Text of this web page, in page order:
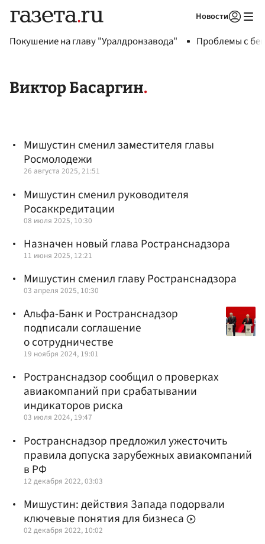
Новости
Покушение на главу "Уралдронзавода" Проблемы с
Виктор Басаргин
Мишустин сменил заместителя главы
Росмолодежи
26 августа 2025, 21:51
Мишустин сменил руководителя
Росаккредитации
08 июля 2025, 10:30
Назначен новый глава Ространснадзора
11 июня 2025, 12:21
Мишустин сменил главу Ространснадзора
03 апреля 2025, 10:30
Альфа-Банк и Ространснадзор
подписали соглашение
о сотрудничестве
19 ноября 2024, 19:01
Ространснадзор сообщил о проверках
авиакомпаний при срабатывании
индикаторов риска
03 июля 2024, 19:47
Ространснадзор предложил ужесточить
правила допуска зарубежных авиакомпаний
в РФ
12 декабря 2022, 03:03
Мишустин: действия Запада подорвали
ключевые понятия для бизнеса
02 декабря 2022, 10:02